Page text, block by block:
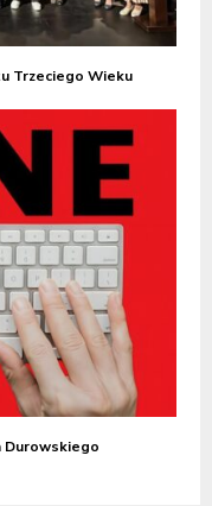
Trzeciego Wieku
Durowskiego